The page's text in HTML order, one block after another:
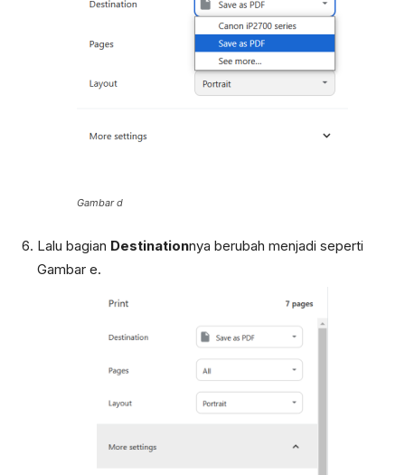
Gambar d
Lalu bagian Destinationnya berubah menjadi seperti
Gambar e.